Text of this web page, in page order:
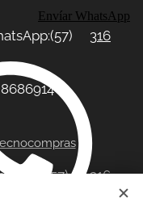
316
(57) 316
Envíar WhatsApp